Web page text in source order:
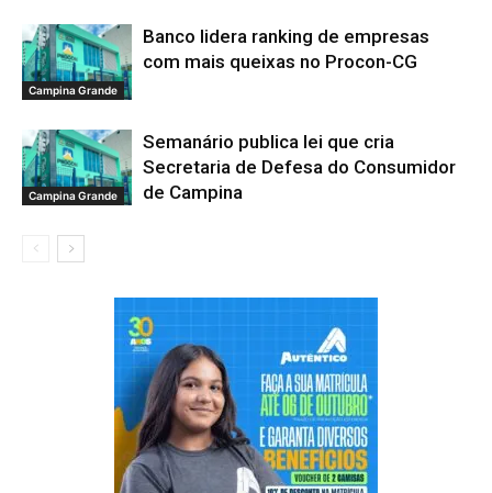
Campina Grande
Banco lidera ranking de empresas
com mais queixas no Procon-CG
Campina Grande
Semanário publica lei que cria
Secretaria de Defesa do Consumidor
de Campina